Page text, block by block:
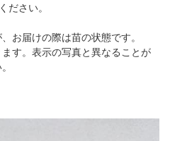
ださい。
お届けの際は苗の状態です。
す。表示の写真と異なることが